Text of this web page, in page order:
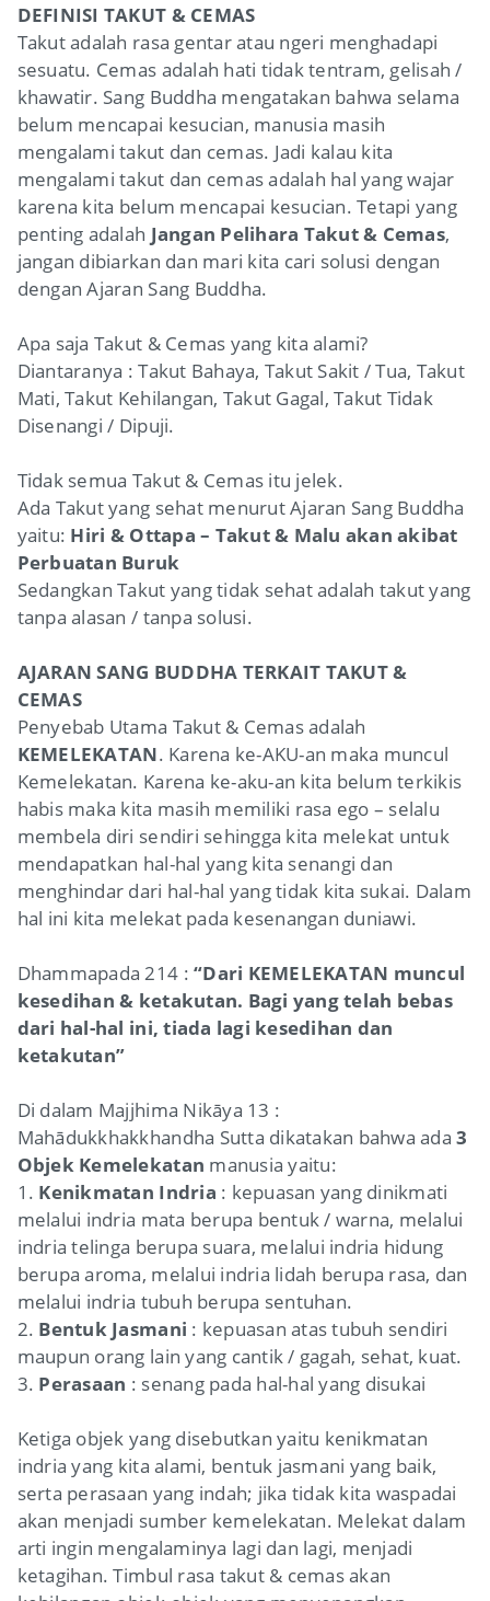
DEFINISI TAKUT & CEMAS
Takut adalah rasa gentar atau ngeri menghadapi
sesuatu. Cemas adalah hati tidak tentram, gelisah /
khawatir. Sang Buddha mengatakan bahwa selama
belum mencapai kesucian, manusia masih
mengalami takut dan cemas. Jadi kalau kita
mengalami takut dan cemas adalah hal yang wajar
karena kita belum mencapai kesucian. Tetapi yang
penting adalah Jangan Pelihara Takut & Cemas,
jangan dibiarkan dan mari kita cari solusi dengan
dengan Ajaran Sang Buddha.
Apa saja Takut & Cemas yang kita alami?
Diantaranya : Takut Bahaya, Takut Sakit / Tua, Takut
Mati, Takut Kehilangan, Takut Gagal, Takut Tidak
Disenangi / Dipuji.
Tidak semua Takut & Cemas itu jelek.
Ada Takut yang sehat menurut Ajaran Sang Buddha
yaitu: Hiri & Ottapa – Takut & Malu akan akibat
Perbuatan Buruk
Sedangkan Takut yang tidak sehat adalah takut yang
tanpa alasan / tanpa solusi.
AJARAN SANG BUDDHA TERKAIT TAKUT &
CEMAS
Penyebab Utama Takut & Cemas adalah
KEMELEKATAN. Karena ke-AKU-an maka muncul
Kemelekatan. Karena ke-aku-an kita belum terkikis
habis maka kita masih memiliki rasa ego – selalu
membela diri sendiri sehingga kita melekat untuk
mendapatkan hal-hal yang kita senangi dan
menghindar dari hal-hal yang tidak kita sukai. Dalam
hal ini kita melekat pada kesenangan duniawi.
Dhammapada 214 :“Dari KEMELEKATAN muncul
kesedihan & ketakutan. Bagi yang telah bebas
dari hal-hal ini, tiada lagi kesedihan dan
ketakutan”
Di dalam Majjhima Nikāya 13 :
Mahādukkhakkhandha Sutta dikatakan bahwa ada3
Objek Kemelekatan manusia yaitu:
1. Kenikmatan Indria : kepuasan yang dinikmati
melalui indria mata berupa bentuk / warna, melalui
indria telinga berupa suara, melalui indria hidung
berupa aroma, melalui indria lidah berupa rasa, dan
melalui indria tubuh berupa sentuhan.
2. Bentuk Jasmani : kepuasan atas tubuh sendiri
maupun orang lain yang cantik / gagah, sehat, kuat.
3. Perasaan : senang pada hal-hal yang disukai
Ketiga objek yang disebutkan yaitu kenikmatan
indria yang kita alami, bentuk jasmani yang baik,
serta perasaan yang indah; jika tidak kita waspadai
akan menjadi sumber kemelekatan. Melekat dalam
arti ingin mengalaminya lagi dan lagi, menjadi
ketagihan. Timbul rasa takut & cemas akan